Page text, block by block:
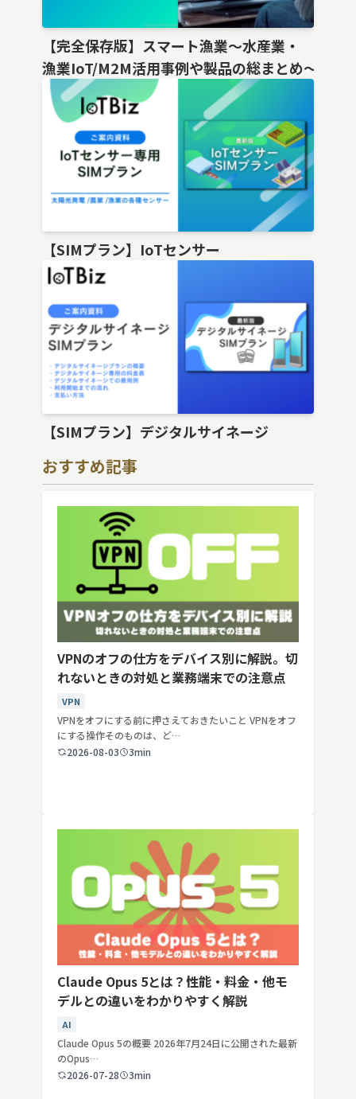
【完全保存版】スマート漁業〜水産業・
漁業IoT/M2M活用事例や製品の総まとめ〜
【SIMプラン】IoTセンサー
【SIMプラン】デジタルサイネージ
おすすめ記事
VPNのオフの仕方をデバイス別に解説。切
れないときの対処と業務端末での注意点
VPN
VPNをオフにする前に押さえておきたいこと VPNをオフ
にする操作そのものは、ど…
2026-08-03
3min
Claude Opus 5とは？性能・料金・他モ
デルとの違いをわかりやすく解説
AI
Claude Opus 5の概要 2026年7月24日に公開された最新
のOpus…
2026-07-28
3min